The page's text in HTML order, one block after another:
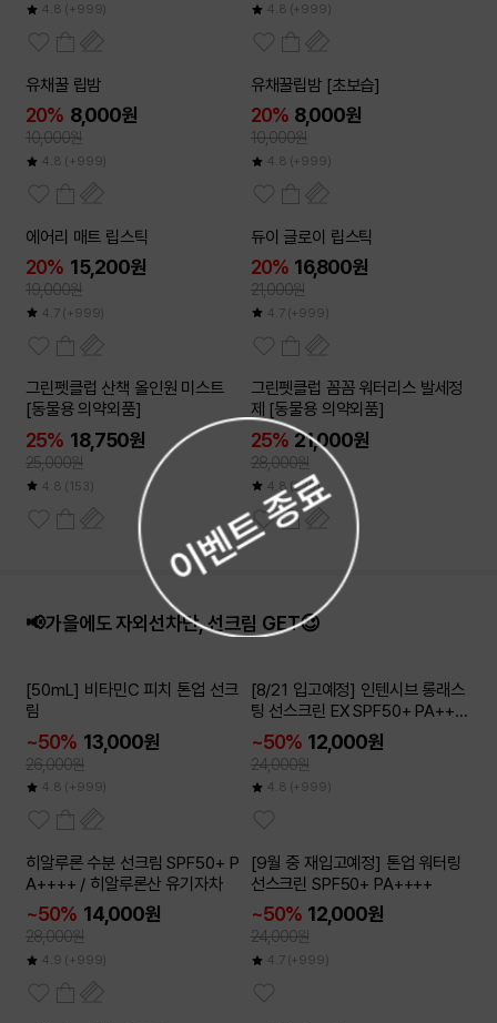
4.8 (+999) 4.8 (+999)
유채꿀 립밤
20% 8,000원
10,000원
4.8 (+999)
유채꿀립밤 [초보습]
20% 8,000원
10,000원
4.8 (+999)
에어리 매트 립스틱
20% 15,200원
19,000원
4.7 (+999)
듀이 글로이 립스틱
20% 16,800원
21,000원
4.7 (+999)
그린펫클럽 산책 올인원 미스트
[동물용 의약외품]
25% 18,750원
25,000원
4.8 (153)
그린펫클럽 꼼꼼 워터리스 발세정
제 [동물용 의약외품]
25% 21,000원
28,000원
4.8 (225)
📢가을에도 자외선차단, 선크림 GET😍
~50%
[50mL] 비타민C 피치 톤업 선크
림
~50% 13,000원
26,000원
4.8 (+999)
~50%
[8/21 입고예정] 인텐시브 롱래스
팅 선스크린 EX SPF50+ PA+++
~50% 12,000원
24,000원
4.8 (+999)
~50 %
히알루론 수분 선크림 SPF50+ P
A++++ / 히알루론산 유기자차
~50% 14,000원
28,000원
4.9 (+999)
~50%
[9월 중 재입고예정] 톤업 워터링
선스크린 SPF50+ PA++++
~50% 12,000원
24,000원
4.7 (+999)